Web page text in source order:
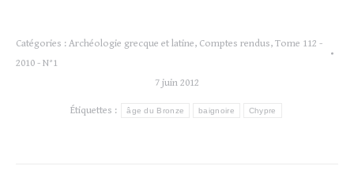
Catégories : Archéologie grecque et latine, Comptes rendus, Tome 112 -
2010 - N°1
7 juin 2012
Étiquettes : âge du Bronze baignoire Chypre